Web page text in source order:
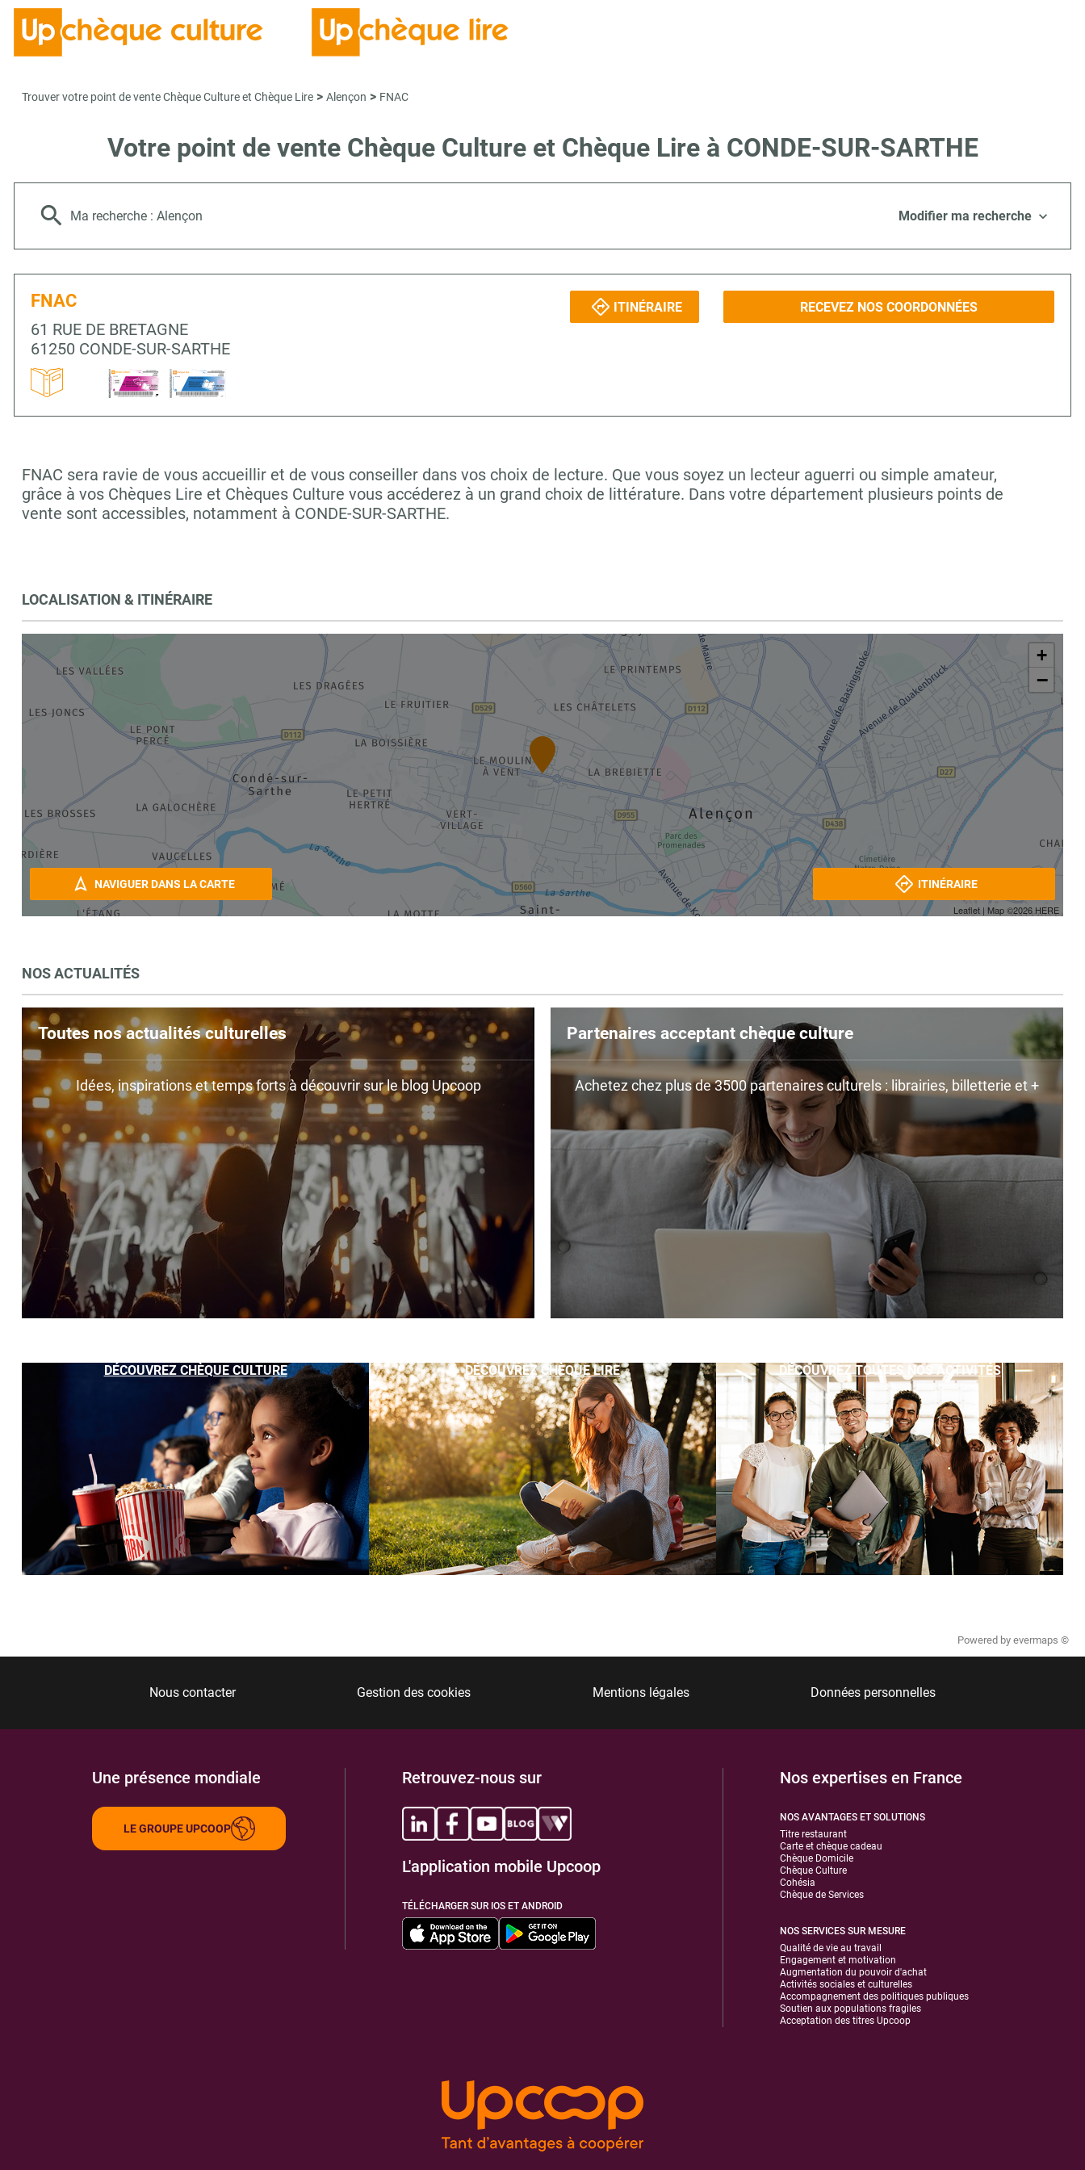
Trouver votre point de vente Chèque Culture et Chèque Lire > Alençon > FNAC
Votre point de vente Chèque Culture et Chèque Lire à CONDE-SUR-SARTHE
Ma recherche : Alençon Modifier ma recherche
FNAC
61 RUE DE BRETAGNE
61250 CONDE-SUR-SARTHE
ITINÉRAIRE RECEVEZ NOS COORDONNÉES
FNAC sera ravie de vous accueillir et de vous conseiller dans vos choix de lecture. Que vous soyez un lecteur aguerri ou simple amateur,
grâce à vos Chèques Lire et Chèques Culture vous accéderez à un grand choix de littérature. Dans votre département plusieurs points de
vente sont accessibles, notamment à CONDE-SUR-SARTHE.
LOCALISATION & ITINÉRAIRE
+
−
Leaflet | Map ©2026 HERE
NAVIGUER DANS LA CARTE ITINÉRAIRE
NOS ACTUALITÉS
Toutes nos actualités culturelles
Idées, inspirations et temps forts à découvrir sur le blog Upcoop
Partenaires acceptant chèque culture
Achetez chez plus de 3500 partenaires culturels : librairies, billetterie et +
DÉCOUVREZ CHÈQUE CULTURE DÉCOUVREZ CHÈQUE LIRE DÉCOUVREZ TOUTES NOS ACTIVITÉS
Powered by evermaps ©
Nous contacter Gestion des cookies Mentions légales Données personnelles
Une présence mondiale
LE GROUPE UPCOOP
Retrouvez-nous sur
L'application mobile Upcoop
TÉLÉCHARGER SUR IOS ET ANDROID
Nos expertises en France
NOS AVANTAGES ET SOLUTIONS
Titre restaurant
Carte et chèque cadeau
Chèque Domicile
Chèque Culture
Cohésia
Chèque de Services
NOS SERVICES SUR MESURE
Qualité de vie au travail
Engagement et motivation
Augmentation du pouvoir d'achat
Activités sociales et culturelles
Accompagnement des politiques publiques
Soutien aux populations fragiles
Acceptation des titres Upcoop